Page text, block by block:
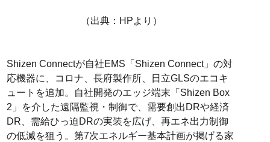
（出典：HPより）
Shizen Connectが自社EMS「Shizen Connect」の対
応機器に、コロナ、長府製作所、日立GLSのエコキ
ュートを追加。自社開発のエッジ端末「Shizen Box
2」を介した遠隔監視・制御で、需要創出DRや経済
DR、需給ひっ迫DRの実装を広げ、再エネ出力制御
の低減を狙う。第7次エネルギー基本計画が掲げる家